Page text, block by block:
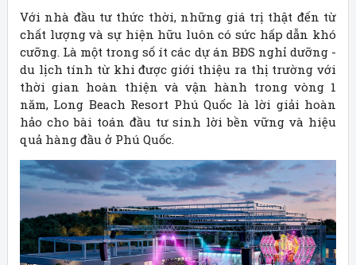
Với nhà đầu tư thức thời, những giá trị thật đến từ
chất lượng và sự hiện hữu luôn có sức hấp dẫn khó
cưỡng. Là một trong số ít các dự án BĐS nghỉ dưỡng -
du lịch tính từ khi được giới thiệu ra thị trường với
thời gian hoàn thiện và vận hành trong vòng 1
năm, Long Beach Resort Phú Quốc là lời giải hoàn
hảo cho bài toán đầu tư sinh lời bền vững và hiệu
quả hàng đầu ở Phú Quốc.